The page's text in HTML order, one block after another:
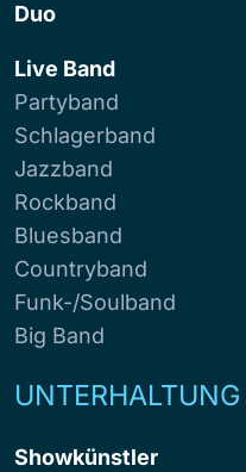
Duo
Live Band
Partyband
Schlagerband
Jazzband
Rockband
Bluesband
Countryband
Funk-/Soulband
Big Band
UNTERHALTUNG
Showkünstler